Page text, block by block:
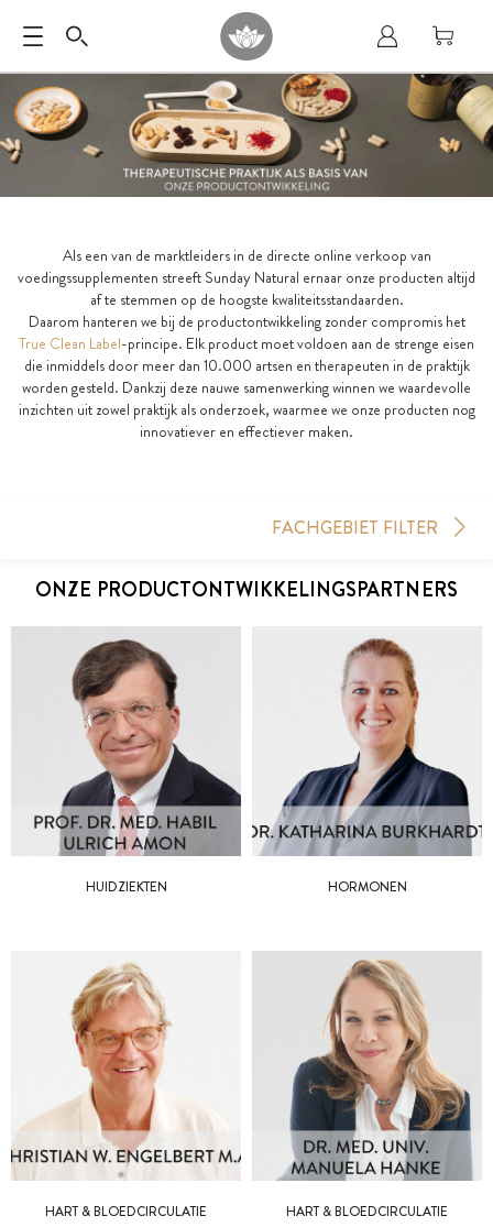
Als een van de marktleiders in de directe online verkoop van
voedingssupplementen streeft Sunday Natural ernaar onze producten altijd
af te stemmen op de hoogste kwaliteitsstandaarden.
Daarom hanteren we bij de productontwikkeling zonder compromis het
True Clean Label-principe. Elk product moet voldoen aan de strenge eisen
die inmiddels door meer dan 10.000 artsen en therapeuten in de praktijk
worden gesteld. Dankzij deze nauwe samenwerking winnen we waardevolle
inzichten uit zowel praktijk als onderzoek, waarmee we onze producten nog
innovatiever en effectiever maken.
FACHGEBIET FILTER
ONZE PRODUCTONTWIKKELINGSPARTNERS
HUIDZIEKTEN HORMONEN
HART & BLOEDCIRCULATIE HART & BLOEDCIRCULATIE